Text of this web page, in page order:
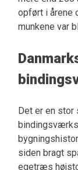
opført i årene
munkene var
Det er en stor
siden bragt
egetræs